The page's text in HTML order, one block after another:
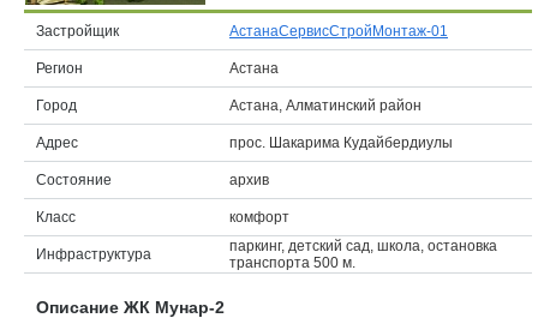
Новости
События
Агентства
Объявления
Кабинет
Застройщик АстанаСервисСтройМонтаж-01
Регион Астана
Город Астана, Алматинский район
Адрес прос. Шакарима Кудайбердиулы
Состояние архив
Класс комфорт
Инфраструктура
паркинг, детский сад, школа, остановка
транспорта 500 м.
Описание ЖК Мунар-2